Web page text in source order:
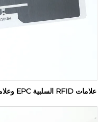
علامات RFID السلبية EPC وعلامات RFID UHF الأمنية لإدارة المخزون